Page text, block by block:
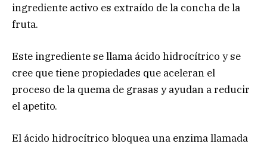
ingrediente activo es extraído de la concha de la
fruta.
Este ingrediente se llama ácido hidrocítrico y se
cree que tiene propiedades que aceleran el
proceso de la quema de grasas y ayudan a reducir
el apetito.
El ácido hidrocítrico bloquea una enzima llamada